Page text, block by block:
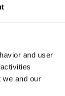
and user
we and our